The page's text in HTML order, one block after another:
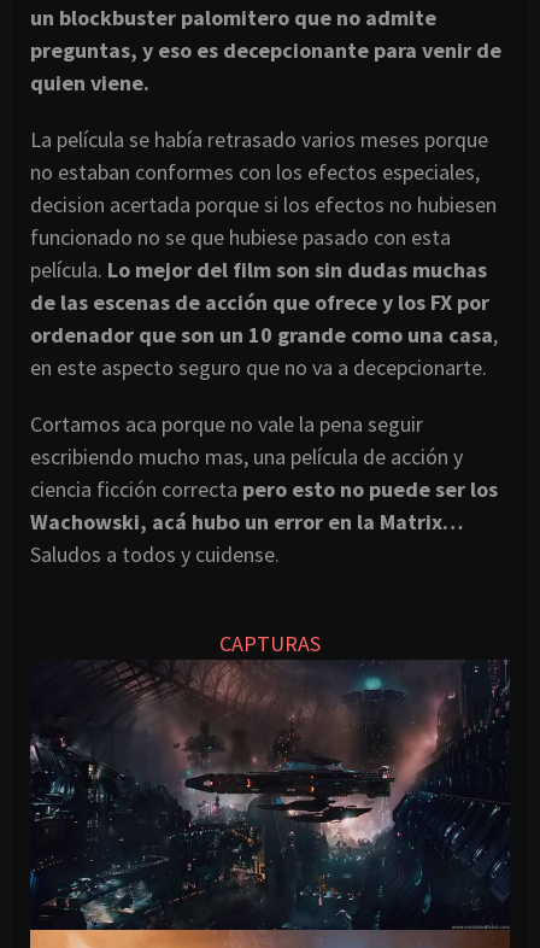
un blockbuster palomitero que no admite
preguntas, y eso es decepcionante para venir de
quien viene.
La película se había retrasado varios meses porque
no estaban conformes con los efectos especiales,
decision acertada porque si los efectos no hubiesen
funcionado no se que hubiese pasado con esta
película. Lo mejor del film son sin dudas muchas
de las escenas de acción que ofrece y los FX por
ordenador que son un 10 grande como una casa,
en este aspecto seguro que no va a decepcionarte.
Cortamos aca porque no vale la pena seguir
escribiendo mucho mas, una película de acción y
ciencia ficción correcta pero esto no puede ser los
Wachowski, acá hubo un error en la Matrix…
Saludos a todos y cuidense.
CAPTURAS